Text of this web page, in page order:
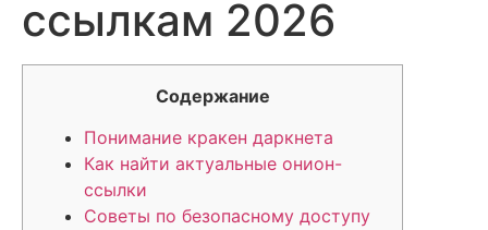
ссылкам 2026
Содержание
Понимание кракен даркнета
Как найти актуальные онион-
ссылки
Советы по безопасному доступу